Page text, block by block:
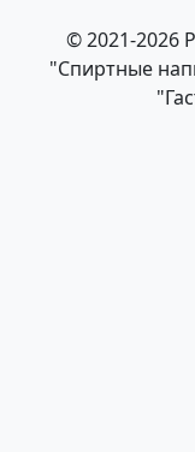
© 2021-2026
"Спиртные